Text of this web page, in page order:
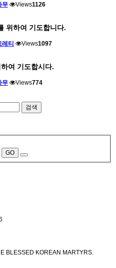
무 Views1126
위하여 기도합니다.
레티 Views1097
여 기도합시다.
무 Views774
검색
GO
BLESSED KOREAN MARTYRS.